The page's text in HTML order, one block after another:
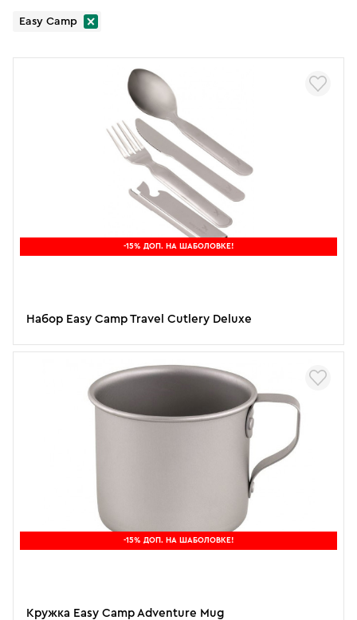
Easy Camp
-15% ДОП. НА ШАБОЛОВКЕ!
Набор Easy Camp Travel Cutlery Deluxe
-15% ДОП. НА ШАБОЛОВКЕ!
Кружка Easy Camp Adventure Mug